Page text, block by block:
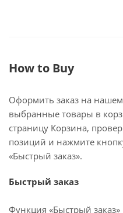
How to Buy
Оформить заказ на нашем
выбранные товары в
страницу Корзина,
позиций и нажмите
«Быстрый заказ».
Быстрый заказ
Функция «Быстрый